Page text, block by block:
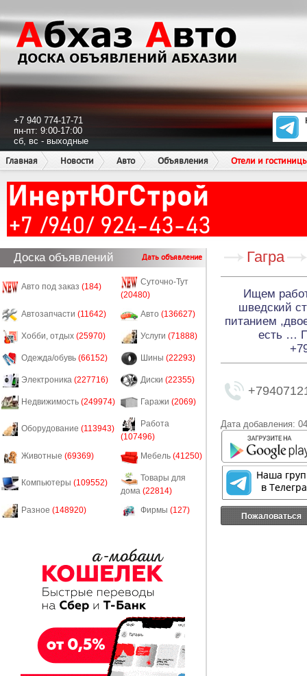
+7 940 774-17-71
пн-пт: 9:00-17:00
сб, вс - выходные
Главная
Новости Авто Объявления Отели и
Доска объявлений Дать объявление
Авто под заказ (184)
Суточно-Тут
(20480)
Автозапчасти (11642) Авто (136627)
Хобби, отдых (25970) Услуги (71888)
Одежда/обувь (66152) Шины (22293)
Электроника (227716) Диски (22355)
Недвижимость (249974) Гаражи (2069)
Оборудование (113943)
Работа
(107496)
Животные (69369) Мебель (41250)
Компьютеры (109552)
Товары для
дома (22814)
Разное (148920) Фирмы (127)
Гагра
Ищем
шведский
питанием
есть …
Дата добавления:
Пожаловаться